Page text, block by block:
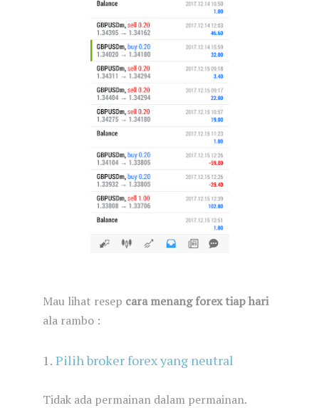
Mau lihat resep cara menang forex tiap hari
ala rambo :
1. Pilih broker forex yang neutral
Tidak ada permainan dalam permainan.